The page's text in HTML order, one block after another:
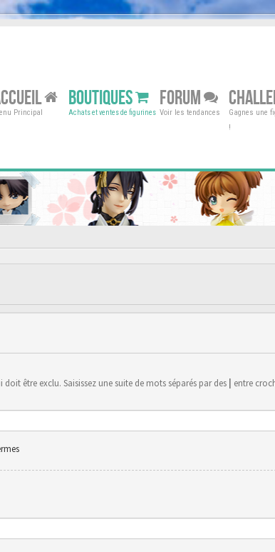
Principal
BOUTIQUES
Achats et ventes de figurines
FORUM
Voir les tendances
Gagnes une
!
être exclu. Saisissez une suite de mots séparés par des
entre